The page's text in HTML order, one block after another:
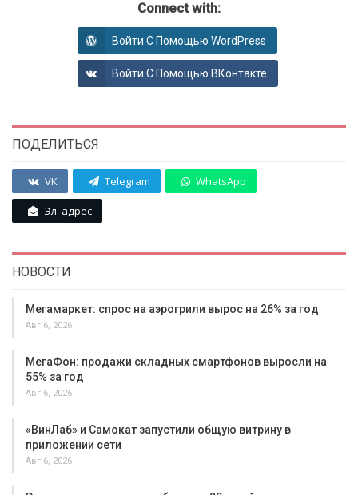
Connect with:
Войти С Помощью WordPress
Войти С Помощью ВКонтакте
ПОДЕЛИТЬСЯ
VK Telegram WhatsApp
Эл. адрес
НОВОСТИ
Мегамаркет: спрос на аэрогрили вырос на 26% за год
Авг 6, 2026
МегаФон: продажи складных смартфонов выросли на
55% за год
Авг 6, 2026
«ВинЛаб» и Самокат запустили общую витрину в
приложении сети
Авг 6, 2026